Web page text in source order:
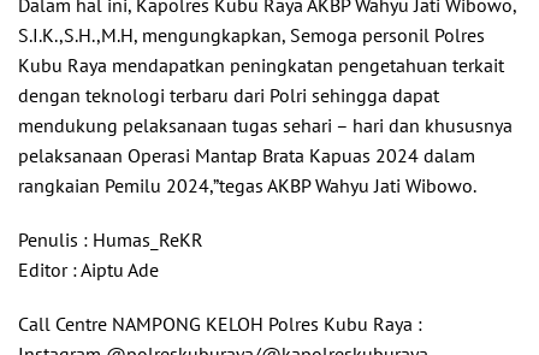
Dalam hal ini, Kapolres Kubu Raya AKBP Wahyu Jati Wibowo,
S.I.K.,S.H.,M.H, mengungkapkan, Semoga personil Polres
Kubu Raya mendapatkan peningkatan pengetahuan terkait
dengan teknologi terbaru dari Polri sehingga dapat
mendukung pelaksanaan tugas sehari – hari dan khususnya
pelaksanaan Operasi Mantap Brata Kapuas 2024 dalam
rangkaian Pemilu 2024,”tegas AKBP Wahyu Jati Wibowo.
Penulis : Humas_ReKR
Editor : Aiptu Ade
Call Centre NAMPONG KELOH Polres Kubu Raya :